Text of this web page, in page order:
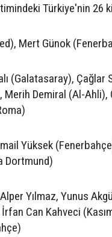
Türkiye'nin 26
Mert Günok
(Galatasaray),
Merih Demiral (Al-
Yüksek
Dortmund)
Yılmaz, Yunus
Can Kahveci